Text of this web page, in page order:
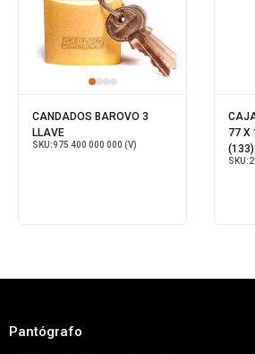
CANDADOS BAROVO 3
LLAVE
SKU:975 400 000 000 (V)
77 X
(133)
SKU:
Pantógrafo